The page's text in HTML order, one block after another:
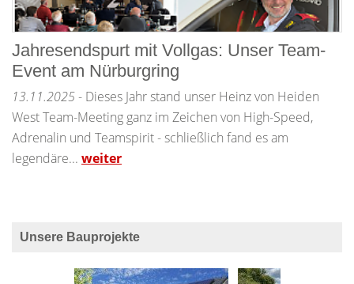
Jahresendspurt mit Vollgas: Unser Team-
Event am Nürburgring
13.11.2025- Dieses Jahr stand unser Heinz von Heiden
West Team-Meeting ganz im Zeichen von High-Speed,
Adrenalin und Teamspirit - schließlich fand es am
legendäre... weiter
Unsere Bauprojekte